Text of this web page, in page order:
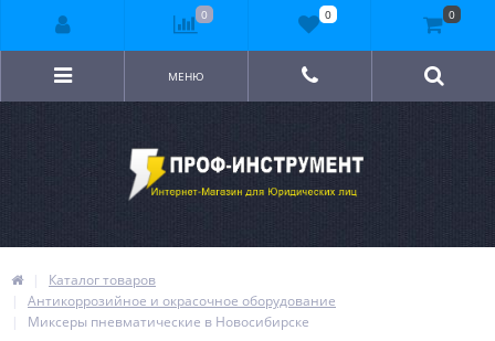
МЕНЮ
Каталог товаров
Антикоррозийное и окрасочное оборудование
Миксеры пневматические в Новосибирске
0 0 0